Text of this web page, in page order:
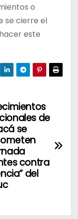
o
se cierre el
este
de
se
contra
del